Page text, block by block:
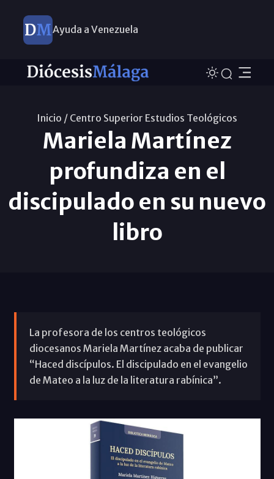
Ayuda a Venezuela
Inicio / Centro Superior Estudios Teológicos
Mariela Martínez
profundiza en el
discipulado en su nuevo
libro
La profesora de los centros teológicos
diocesanos Mariela Martínez acaba de publicar
“Haced discípulos. El discipulado en el evangelio
de Mateo a la luz de la literatura rabínica”.